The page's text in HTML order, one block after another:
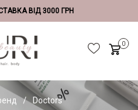
ВІД 3000 ГРН
Doctors